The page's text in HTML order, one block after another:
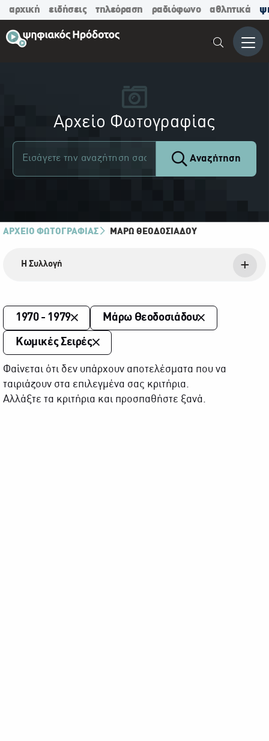
αρχική ειδήσεις τηλεόραση ραδιόφωνο αθλητικά
Μενού
Αρχείο Φωτογραφίας
Αναζήτηση
ΑΡΧΕΙΟ ΦΩΤΟΓΡΑΦΙΑΣ ΜΆΡΩ ΘΕΟΔΟΣΙΆΔΟΥ
Η Συλλογή
1970 - 1979 Μάρω Θεοδοσιάδου
Κωμικές Σειρές
Φαίνεται ότι δεν υπάρχουν αποτελέσματα που να
ταιριάζουν στα επιλεγμένα σας κριτήρια.
Αλλάξτε τα κριτήρια και προσπαθήστε ξανά.